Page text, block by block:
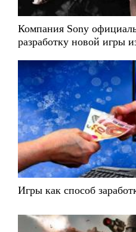
Компания Sony
разработку новой игры
Игры как способ